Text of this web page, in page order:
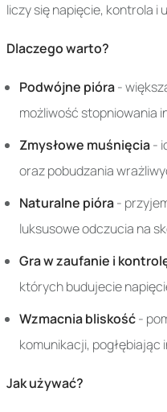
liczy się napięcie, kontrola
Dlaczego warto?
Podwójne pióra-
możliwość stopniowania
Zmysłowe muśnięcia-
oraz pobudzania
Naturalne pióra-
luksusowe odczucia na
Gra w zaufanie i
których budujecie
Wzmacnia bliskość-
komunikacji, pogłębiając
Jak używać?